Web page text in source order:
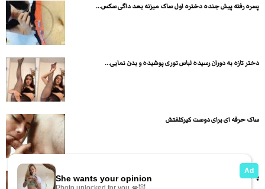
پسره رفته پیش جنده دختره اول ساک میزنه بعد داگی سکس...
دختر تازه به دوران رسیده لباس توری پوشیده و بدن نمایی...
ساک حرفه ای برای دوست کیرکلفتش
پسره دختره رو راضی میکنه بعد دختره ساک میزنه بعد هم...